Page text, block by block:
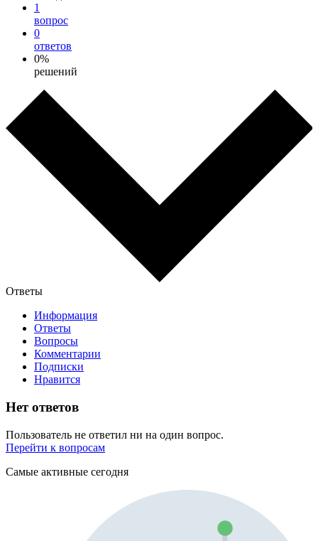
1
вопрос
0
ответов
0%
решений
Ответы
Информация
Ответы
Вопросы
Комментарии
Подписки
Нравится
Нет ответов
Пользователь не ответил ни на один вопрос.
Перейти к вопросам
Самые активные сегодня